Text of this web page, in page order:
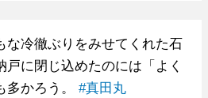
な冷徹ぶりをみせてくれた石
戸に閉じ込めたのには「よく
多かろう。 #真田丸